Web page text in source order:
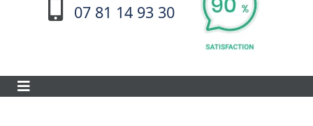
07 81 14 93 30